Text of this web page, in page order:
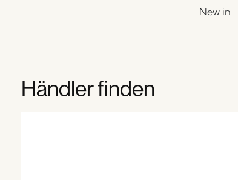
New in
Händler finden